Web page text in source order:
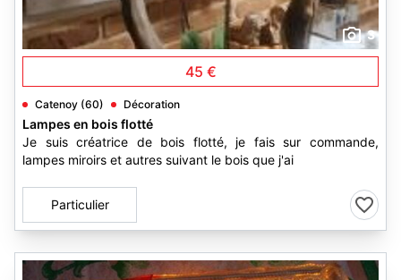
3
45 €
Catenoy (60) Décoration
Lampes en bois flotté
Je suis créatrice de bois flotté, je fais sur commande,
lampes miroirs et autres suivant le bois que j'ai
Particulier